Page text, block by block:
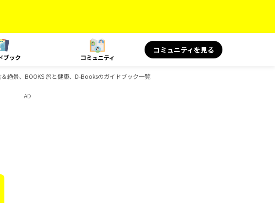
ブック コミュニティ
コミュニティを見る
絶景、BOOKS 旅と健康、D-Booksのガイドブック一覧
AD